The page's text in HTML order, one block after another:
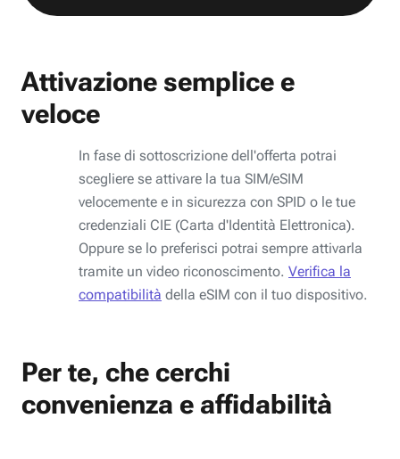
Attivazione semplice e
veloce
In fase di sottoscrizione dell'offerta potrai
scegliere se attivare la tua SIM/eSIM
velocemente e in sicurezza con SPID o le tue
credenziali CIE (Carta d'Identità Elettronica).
Oppure se lo preferisci potrai sempre attivarla
tramite un video riconoscimento. Verifica la
compatibilità della eSIM con il tuo dispositivo.
Per te, che cerchi
convenienza e affidabilità